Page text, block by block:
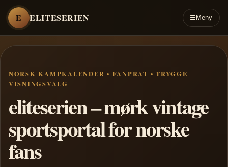
E ELITESERIEN ☰ Meny
NORSK KAMPKALENDER • FANPRAT • TRYGGE
VISNINGSVALG
eliteserien – mørk vintage
sportsportal for norske
fans